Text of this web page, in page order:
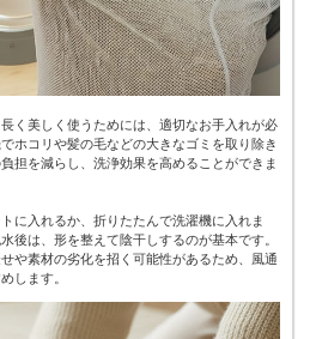
く美しく使うためには、適切なお手入れが必
ホコリや髪の毛などの大きなゴミを取り除き
担を減らし、洗浄効果を高めることができま
に入れるか、折りたたんで洗濯機に入れま
後は、形を整えて陰干しするのが基本です。
や素材の劣化を招く可能性があるため、風通
します。